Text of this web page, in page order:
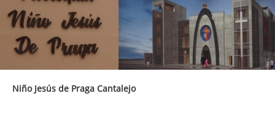
Niño Jesús de Praga Cantalejo